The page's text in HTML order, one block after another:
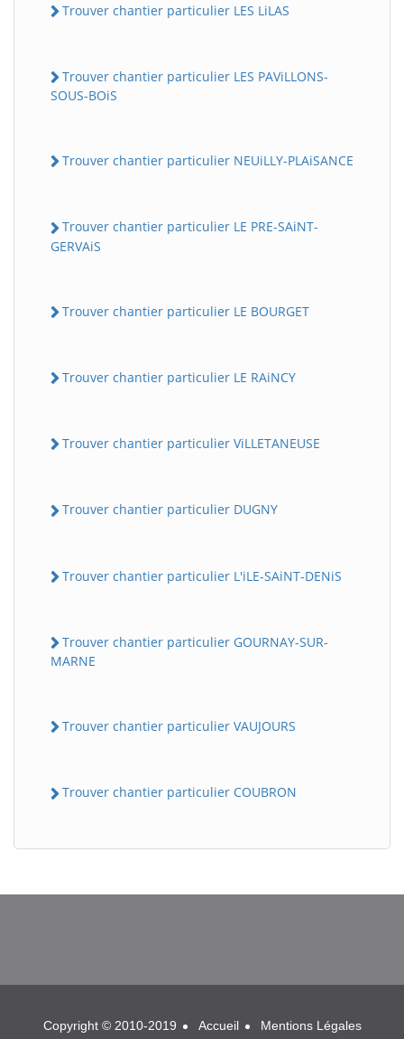
Trouver chantier particulier LES LiLAS
Trouver chantier particulier LES PAViLLONS-
SOUS-BOiS
Trouver chantier particulier NEUiLLY-PLAiSANCE
Trouver chantier particulier LE PRE-SAiNT-
GERVAiS
Trouver chantier particulier LE BOURGET
Trouver chantier particulier LE RAiNCY
Trouver chantier particulier ViLLETANEUSE
Trouver chantier particulier DUGNY
Trouver chantier particulier L'iLE-SAiNT-DENiS
Trouver chantier particulier GOURNAY-SUR-
MARNE
Trouver chantier particulier VAUJOURS
Trouver chantier particulier COUBRON
BatiWebPro
Copyright © 2010-2019 Accueil
Mentions Légales